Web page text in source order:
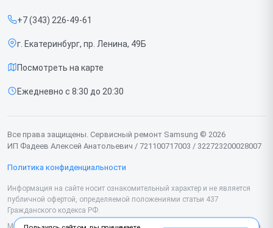
Срочный ремонт
Доставка и способы оплаты
Диагностика
Контакты
Принтеров
Кондиционеров
Микроволновых печей
+7 (343) 226-49-61
г. Екатеринбург, пр. Ленина, 49Б
Посмотреть на карте
Ежедневно с 8:30 до 20:30
Все права защищены. Сервисный ремонт Samsung © 2026
ИП Фадеев Алексей Анатольевич / 721100717003 / 322723200028007
Политика конфиденциальности
Информация на сайте носит ознакомительный характер и не является
публичной офертой, определяемой положениями статьи 437
Гражданского кодекса РФ.
Мы специализируемся на обслуживании и ремонте техники Samsung, но